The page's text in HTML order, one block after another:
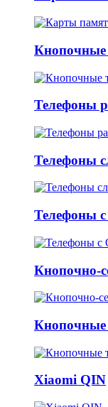
Кнопочные
Телефоны
Телефоны
Телефоны
Кнопочно-
Кнопочные
Xiaomi QIN